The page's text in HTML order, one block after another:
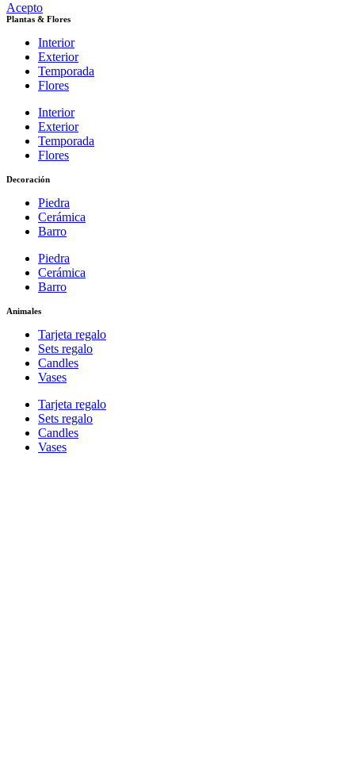
Acepto
Plantas & Flores
Interior
Exterior
Temporada
Flores
Interior
Exterior
Temporada
Flores
Decoración
Piedra
Cerámica
Barro
Piedra
Cerámica
Barro
Animales
Tarjeta regalo
Sets regalo
Candles
Vases
Tarjeta regalo
Sets regalo
Candles
Vases